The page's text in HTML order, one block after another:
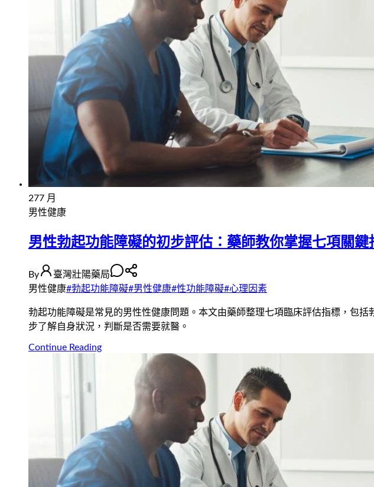
277 月
男性健康
男性勃起功能障礙的初步評估：藥師教你掌握七項關鍵
By
臺灣壯陽藥局
男性健康#勃起功能障礙#男性健康#性功能障礙#心理因素
勃起功能障礙是常見的男性性健康問題。本文由藥師整理七項臨床評估指標，包
步了解自身狀況，判斷是否需要就醫。
Continue Reading